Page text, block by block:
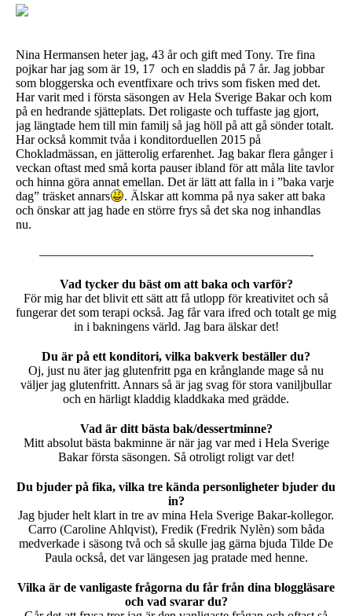
Nina Hermansen heter jag, 43 år och gift med Tony. Tre fina
pojkar har jag som är 19, 17 och en sladdis på 7 år. Jag jobbar
som bloggerska och eventfixare och trivs som fisken med det.
Har varit med i första säsongen av Hela Sverige Bakar och kom
på en hedrande sjätteplats. Det roligaste och tuffaste jag gjort,
jag längtade hem till min familj så jag höll på att gå sönder totalt.
Har också kommit tvåa i konditorduellen 2015 på
Chokladmässan, en jätterolig erfarenhet. Jag bakar flera gånger i
veckan oftast med små korta pauser ibland för att måla lite tavlor
och hinna göra annat emellan. Det är lätt att falla in i ”baka varje
dag” träsket annars
. Älskar att komma på nya saker att baka
och önskar att jag hade en större frys så det ska nog inhandlas
nu.
—————————————————————–-
Vad tycker du bäst om att baka och varför?
För mig har det blivit ett sätt att få utlopp för kreativitet och så
fungerar det som terapi också. Jag får vara ifred och totalt ge mig
in i bakningens värld. Jag bara älskar det!
Du är på ett konditori, vilka bakverk beställer du?
Oj, just nu äter jag glutenfritt pga en krånglande mage så nu
väljer jag glutenfritt. Annars så är jag svag för stora vaniljbullar
och en härligt kladdig kladdkaka med grädde.
Vad är ditt bästa bak/dessertminne?
Mitt absolut bästa bakminne är när jag var med i Hela Sverige
Bakar första säsongen. Så otroligt roligt var det!
Du bjuder på fika, vilka tre kända personligheter bjuder du
in?
Jag bjuder helt klart in tre av mina Hela Sverige Bakar-kollegor.
Carro (Caroline Ahlqvist), Fredik (Fredrik Nylèn) som båda
medverkade i säsong två och så skulle jag gärna bjuda Tilde De
Paula också, det var längesen jag pratade med henne.
Vilka är de vanligaste frågorna du får från dina bloggläsare
och vad svarar du?